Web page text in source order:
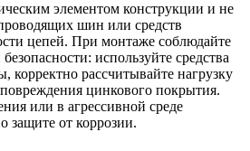
элементом конструкции и не
шин или средств
цепей. При монтаже соблюдайте
используйте средства
корректно рассчитывайте нагрузку
цинкового покрытия.
или в агрессивной среде
защите от коррозии.